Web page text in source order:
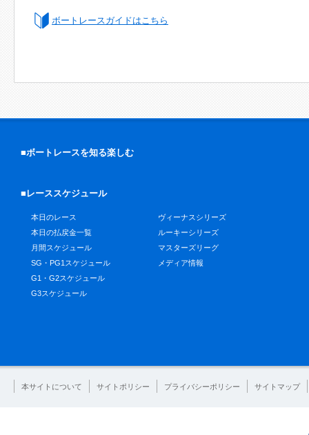
ボートレースガイドはこちら
■ボートレースを知る楽しむ
■レーススケジュール
本日のレース
本日の払戻金一覧
月間スケジュール
SG・PG1スケジュール
G1・G2スケジュール
G3スケジュール
ヴィーナスシリーズ
ルーキーシリーズ
マスターズリーグ
メディア情報
本サイトについて サイトポリシー プライバシーポリシー サイトマップ